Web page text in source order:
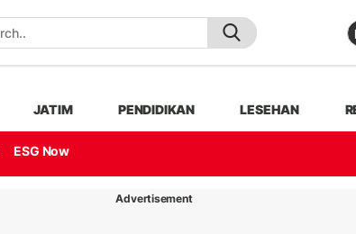
JATIM PENDIDIKAN LESEHAN
ESG Now
Advertisement